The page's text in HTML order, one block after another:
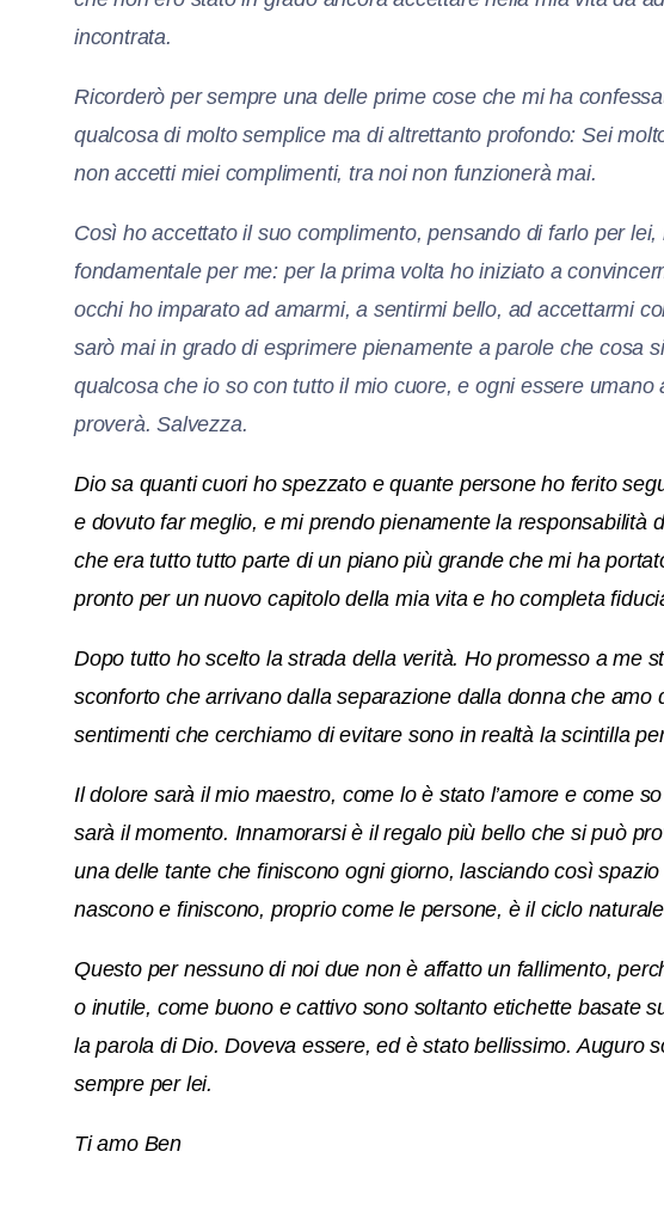
incontrata.
Ricorderò per sempre una delle prime cose che mi ha
qualcosa di molto semplice ma di altrettanto profondo: Sei
non accetti miei complimenti, tra noi non funzionerà mai.
Così ho accettato il suo complimento, pensando di farlo per
fondamentale per me: per la prima volta ho iniziato a
occhi ho imparato ad amarmi, a sentirmi bello, ad accettarmi
sarò mai in grado di esprimere pienamente a parole che cosa
qualcosa che io so con tutto il mio cuore, e ogni essere
proverà. Salvezza.
Dio sa quanti cuori ho spezzato e quante persone ho ferito
e dovuto far meglio, e mi prendo pienamente la responsabilità
che era tutto tutto parte di un piano più grande che mi ha
pronto per un nuovo capitolo della mia vita e ho completa
Dopo tutto ho scelto la strada della verità. Ho promesso a me
sconforto che arrivano dalla separazione dalla donna che
sentimenti che cerchiamo di evitare sono in realtà la scintilla
Il dolore sarà il mio maestro, come lo è stato l’amore e come
sarà il momento. Innamorarsi è il regalo più bello che si può
una delle tante che finiscono ogni giorno, lasciando così
nascono e finiscono, proprio come le persone, è il ciclo
Questo per nessuno di noi due non è affatto un fallimento,
o inutile, come buono e cattivo sono soltanto etichette basate
la parola di Dio. Doveva essere, ed è stato bellissimo. Auguro
sempre per lei.
Ti amo Ben